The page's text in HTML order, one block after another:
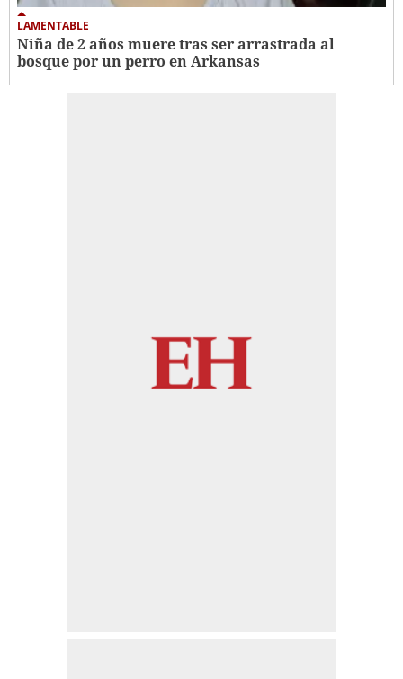
LAMENTABLE
Niña de 2 años muere tras ser arrastrada al
bosque por un perro en Arkansas